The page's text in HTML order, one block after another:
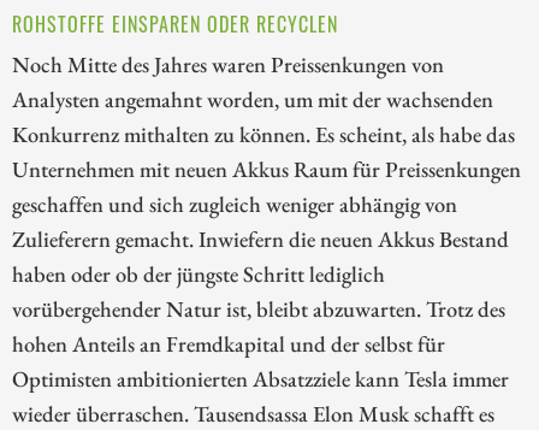
ROHSTOFFE EINSPAREN ODER RECYCLEN
Noch Mitte des Jahres waren Preissenkungen von
Analysten angemahnt worden, um mit der wachsenden
Konkurrenz mithalten zu können. Es scheint, als habe das
Unternehmen mit neuen Akkus Raum für Preissenkungen
geschaffen und sich zugleich weniger abhängig von
Zulieferern gemacht. Inwiefern die neuen Akkus Bestand
haben oder ob der jüngste Schritt lediglich
vorübergehender Natur ist, bleibt abzuwarten. Trotz des
hohen Anteils an Fremdkapital und der selbst für
Optimisten ambitionierten Absatzziele kann Tesla immer
wieder überraschen. Tausendsassa Elon Musk schafft es